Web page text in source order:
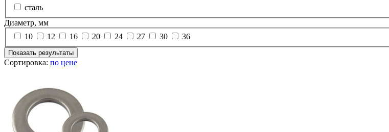
сталь
Диаметр, мм
10
12 16 20 24 27 30 36
Показать результаты
Сортировка: по цене